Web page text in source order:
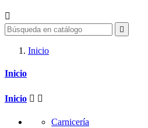


Inicio
Inicio
Inicio  
Carnicería